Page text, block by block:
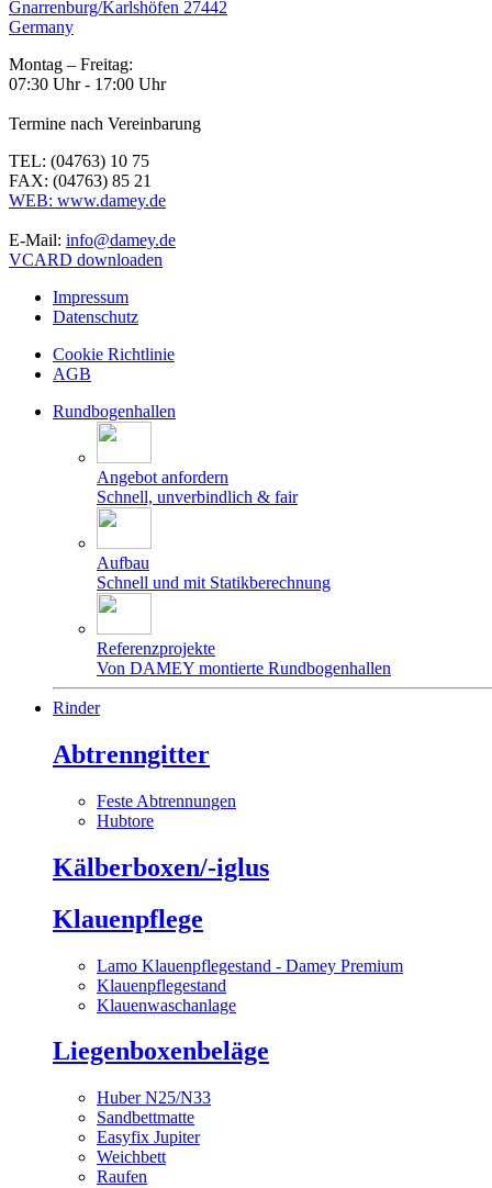
Gnarrenburg/Karlshöfen 27442
Germany
Montag – Freitag:
07:30 Uhr - 17:00 Uhr
Termine nach Vereinbarung
TEL: (04763) 10 75
FAX: (04763) 85 21
WEB: www.damey.de
E-Mail: info@damey.de
VCARD downloaden
Impressum
Datenschutz
Cookie Richtlinie
AGB
Rundbogenhallen
Angebot anfordern
Schnell, unverbindlich & fair
Aufbau
Schnell und mit Statikberechnung
Referenzprojekte
Von DAMEY montierte Rundbogenhallen
Rinder
Abtrenngitter
Feste Abtrennungen
Hubtore
Kälberboxen/-iglus
Klauenpflege
Lamo Klauenpflegestand - Damey Premium
Klauenpflegestand
Klauenwaschanlage
Liegenboxenbeläge
Huber N25/N33
Sandbettmatte
Easyfix Jupiter
Weichbett
Raufen